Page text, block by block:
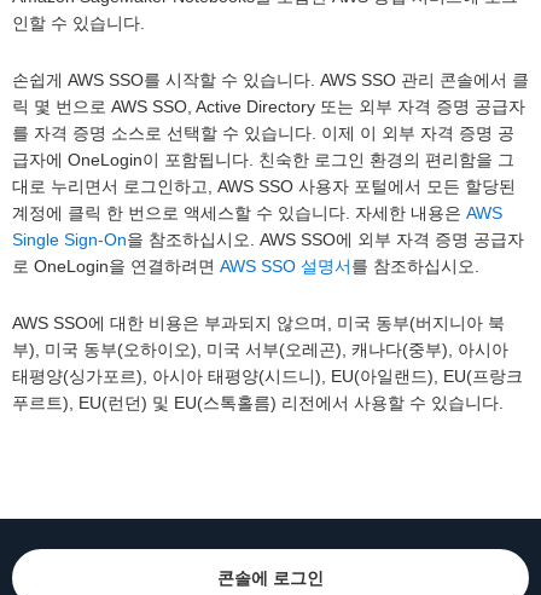
인할 수 있습니다.
손쉽게 AWS SSO를 시작할 수 있습니다. AWS SSO 관리 콘솔에서 클
릭 몇 번으로 AWS SSO, Active Directory 또는 외부 자격 증명 공급자
를 자격 증명 소스로 선택할 수 있습니다. 이제 이 외부 자격 증명 공
급자에 OneLogin이 포함됩니다. 친숙한 로그인 환경의 편리함을 그
대로 누리면서 로그인하고, AWS SSO 사용자 포털에서 모든 할당된
계정에 클릭 한 번으로 액세스할 수 있습니다. 자세한 내용은 AWS
Single Sign-On을 참조하십시오. AWS SSO에 외부 자격 증명 공급자
로 OneLogin을 연결하려면 AWS SSO 설명서를 참조하십시오.
AWS SSO에 대한 비용은 부과되지 않으며, 미국 동부(버지니아 북
부), 미국 동부(오하이오), 미국 서부(오레곤), 캐나다(중부), 아시아
태평양(싱가포르), 아시아 태평양(시드니), EU(아일랜드), EU(프랑크
푸르트), EU(런던) 및 EU(스톡홀름) 리전에서 사용할 수 있습니다.
콘솔에 로그인